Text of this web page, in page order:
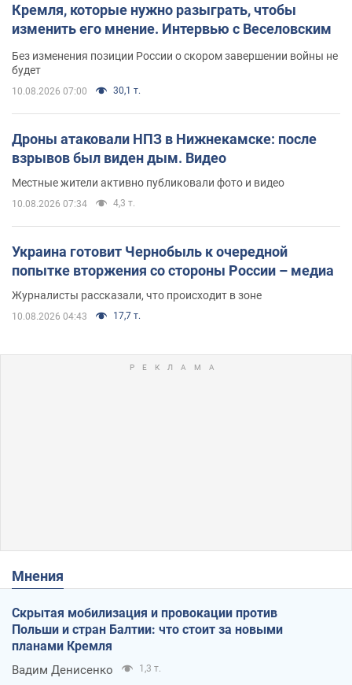
Кремля, которые нужно разыграть, чтобы
изменить его мнение. Интервью с Веселовским
Без изменения позиции России о скором завершении войны не
будет
10.08.2026 07:00 30,1 т.
Дроны атаковали НПЗ в Нижнекамске: после
взрывов был виден дым. Видео
Местные жители активно публиковали фото и видео
10.08.2026 07:34 4,3 т.
Украина готовит Чернобыль к очередной
попытке вторжения со стороны России – медиа
Журналисты рассказали, что происходит в зоне
10.08.2026 04:43 17,7 т.
Мнения
Скрытая мобилизация и провокации против
Польши и стран Балтии: что стоит за новыми
планами Кремля
Вадим Денисенко 1,3 т.